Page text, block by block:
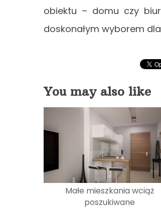
obiektu – domu czy
doskonałym wyborem
You may also like
Małe mieszkania wciąż
poszukiwane